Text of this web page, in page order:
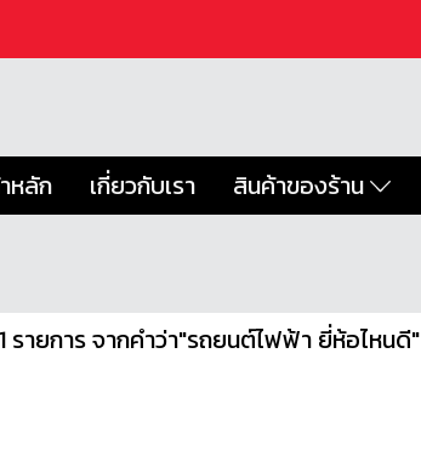
หลัก เกี่ยวกับเรา สินค้าของร้าน
รายการ จากคำว่า"รถยนต์ไฟฟ้า ยี่ห้อไหนดี"